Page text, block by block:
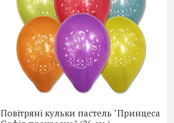
Повітряні кульки пастель "Принцеса